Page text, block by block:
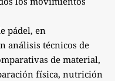
pádel, en
análisis técnicos de
de material,
física, nutrición